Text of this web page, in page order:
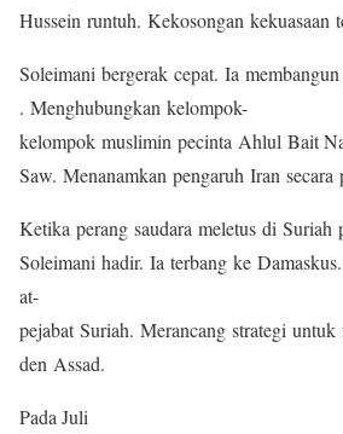
Hussein runtuh. Kekosongan kekuasaan
Soleimani bergerak cepat. Ia
. Menghubungkan kelompok-
kelompok muslimin pecinta Ahlul Bait
Saw. Menanamkan pengaruh Iran secara
Ketika perang saudara meletus di Suriah
Soleimani hadir. Ia terbang ke
at-
pejabat Suriah. Merancang strategi untuk
den Assad.
Pada Juli